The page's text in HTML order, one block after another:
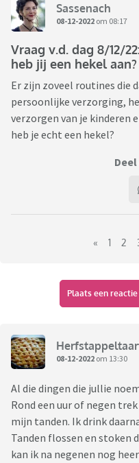
Sassenach
08-12-2022 om 08:17
Vraag v.d. dag 8/12/
heb jij een hekel aan?
Er zijn zoveel routines die
persoonlijke verzorging,
verzorgen van je kinderen
heb je echt een hekel?
« 1 2
Plaats een reactie
08-12-2022 om 13:30
Al die dingen die jullie
Rond een uur of negen
mijn tanden. Ik drink
Tanden flossen en stoken
kan ik na negenen nog